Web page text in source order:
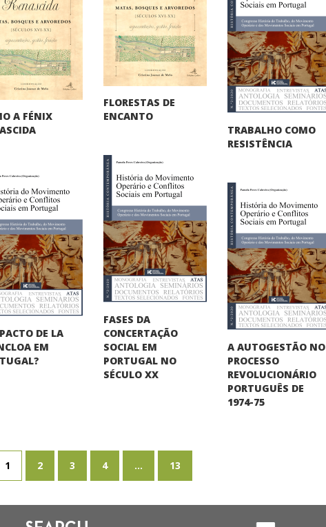
FLORESTAS DE
ENCANTO
A FÉNIX
TRABALHO COMO
RESISTÊNCIA
FASES DA
CONCERTAÇÃO
SOCIAL EM
PORTUGAL NO
SÉCULO XX
DE LA
EM
A AUTOGESTÃO NO
PROCESSO
REVOLUCIONÁRIO
PORTUGUÊS DE
1974-75
1 2 3 4 ... 13